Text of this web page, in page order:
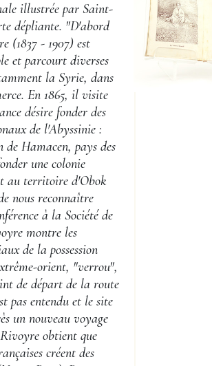
illustrée par Saint-
dépliante. "D'abord
(1837 - 1907) est
et parcourt diverses
la Syrie, dans
En 1865, il visite
désire fonder des
de l'Abyssinie :
Hamacen, pays des
une colonie
au territoire d'Obok
nous reconnaître
à la Société de
montre les
de la possession
orient, "verrou",
de départ de la route
pas entendu et le site
un nouveau voyage
obtient que
créent des